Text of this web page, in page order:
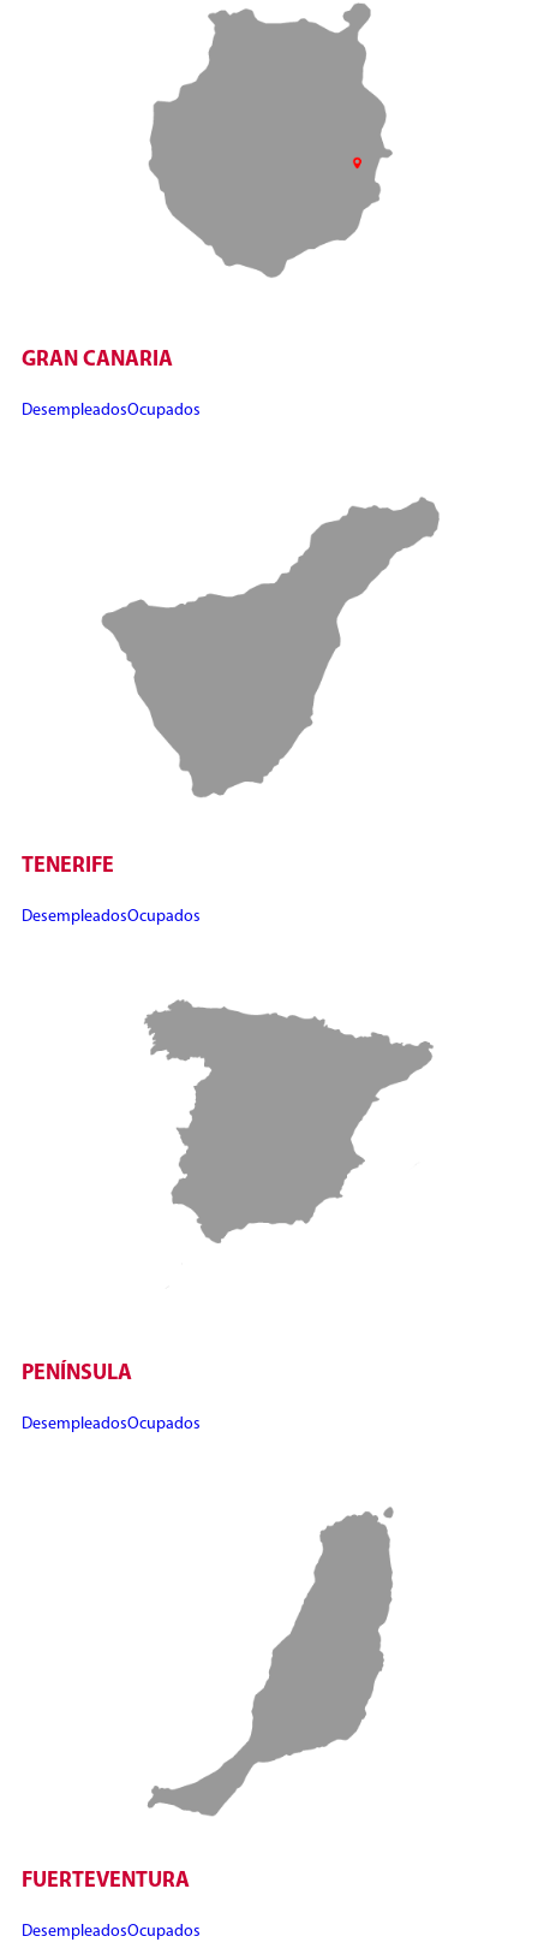
GRAN CANARIA
DesempleadosOcupados
TENERIFE
DesempleadosOcupados
PENÍNSULA
DesempleadosOcupados
FUERTEVENTURA
DesempleadosOcupados